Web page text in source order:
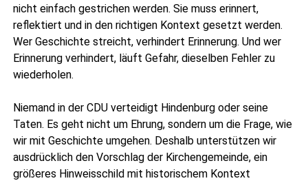
nicht ein­fach gestri­chen wer­den. Sie muss erin­nert,
reflek­tiert und in den rich­ti­gen Kon­text gesetzt wer­den.
Wer Geschich­te streicht, ver­hin­dert Erin­ne­rung. Und wer
Erin­ne­rung ver­hin­dert, läuft Gefahr, die­sel­ben Feh­ler zu
wie­der­ho­len.
Nie­mand in der CDU ver­tei­digt Hin­den­burg oder sei­ne
Taten. Es geht nicht um Ehrung, son­dern um die Fra­ge, wie
wir mit Geschich­te umge­hen. Des­halb unter­stüt­zen wir
aus­drück­lich den Vor­schlag der Kir­chen­ge­mein­de, ein
grö­ße­res Hin­weis­schild mit his­to­ri­schem Kon­text